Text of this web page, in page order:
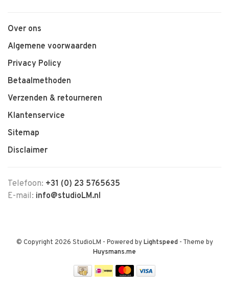
Over ons
Algemene voorwaarden
Privacy Policy
Betaalmethoden
Verzenden & retourneren
Klantenservice
Sitemap
Disclaimer
Telefoon: +31 (0) 23 5765635
E-mail: info@studioLM.nl
© Copyright 2026 StudioLM - Powered byLightspeed- Theme by
Huysmans.me